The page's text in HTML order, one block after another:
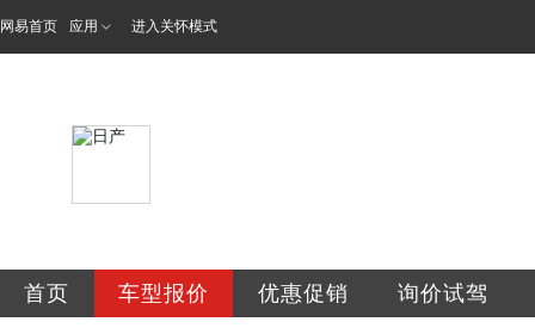
网易首页 应用 进入关怀模式
首页 车型报价 优惠促销 询价试驾